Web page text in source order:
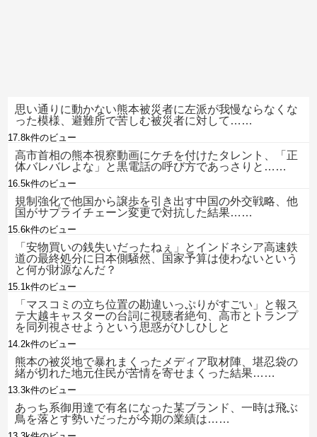
思い通りに動かない熊本被災者に左派が我慢ならなくな
った模様、避難所で苦しむ被災者に対して……
17.8k件のビュー
高市首相の熊本視察動画にケチを付けたタレント、「正
体バレバレよな」と黒電話の呼び方であっさりと……
16.5k件のビュー
規制強化で他国から譲歩を引き出す中国の外交戦略、他
国がサプライチェーン変更で対抗した結果……
15.6k件のビュー
「安物買いの銭失いだったねぇ」とインドネシア高速鉄
道の最終処分に日本側騒然、国家予算は使わないという
と何が財源なんだ？
15.1k件のビュー
「マスコミの立ち位置の勘違いっぷりがすごい」と報ス
テ大越キャスターの台詞に視聴者絶句、高市とトランプ
を同列視させようという思惑がひしひしと
14.2k件のビュー
熊本の被災地で暴れまくったメディア取材陣、堪忍袋の
緒が切れた地元住民が苦情を寄せまくった結果……
13.3k件のビュー
あっち系御用達で有名になった某ブランド、一時は飛ぶ
鳥を落とす勢いだったが今期の業績は……